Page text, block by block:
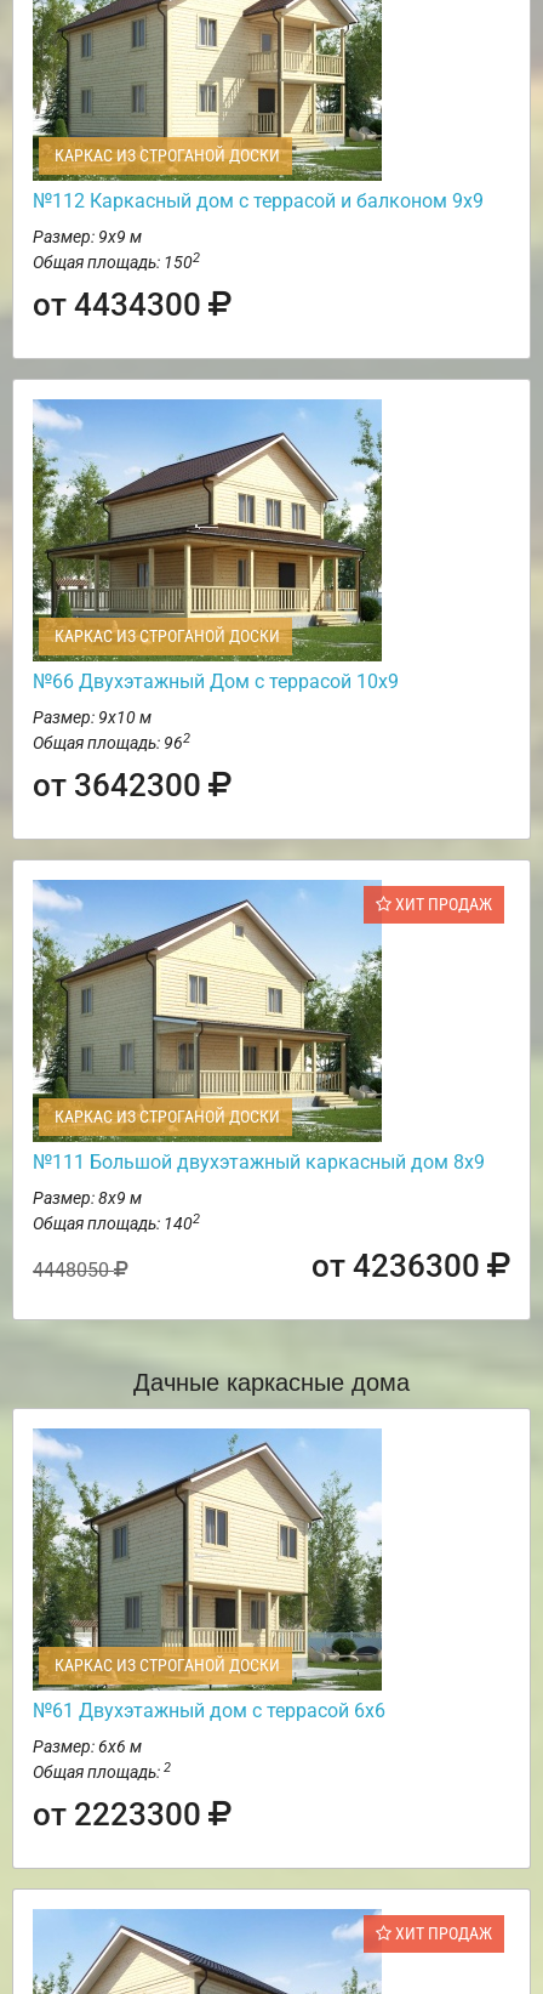
КАРКАС ИЗ СТРОГАНОЙ ДОСКИ
№112 Каркасный дом с террасой и балконом 9х9
Размер: 9х9 м
Общая площадь: 1502
от 4434300
КАРКАС ИЗ СТРОГАНОЙ ДОСКИ
№66 Двухэтажный Дом с террасой 10х9
Размер: 9х10 м
Общая площадь: 962
от 3642300
ХИТ ПРОДАЖ
КАРКАС ИЗ СТРОГАНОЙ ДОСКИ
№111 Большой двухэтажный каркасный дом 8х9
Размер: 8х9 м
Общая площадь: 1402
4448050 от 4236300
Дачные каркасные дома
КАРКАС ИЗ СТРОГАНОЙ ДОСКИ
№61 Двухэтажный дом с террасой 6х6
Размер: 6х6 м
Общая площадь: 2
от 2223300
ХИТ ПРОДАЖ